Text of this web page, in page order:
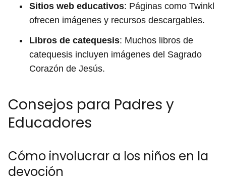
Sitios web educativos: Páginas como Twinkl
ofrecen imágenes y recursos descargables.
Libros de catequesis: Muchos libros de
catequesis incluyen imágenes del Sagrado
Corazón de Jesús.
Consejos para Padres y
Educadores
Cómo involucrar a los niños en la
devoción